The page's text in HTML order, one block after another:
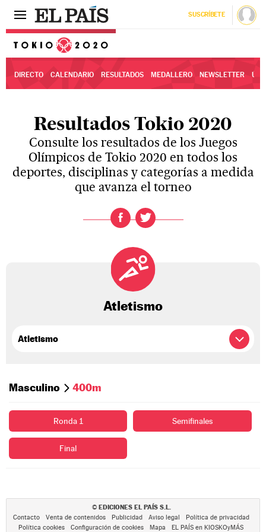
SUSCRÍBETE
DIRECTO CALENDARIO RESULTADOS MEDALLERO NEWSLETTER
Resultados Tokio 2020
Consulte los resultados de los Juegos
Olímpicos de Tokio 2020 en todos los
deportes, disciplinas y categorías a medida
que avanza el torneo
Atletismo
Masculino 400m
Ronda 1 Semifinales
Final
© EDICIONES EL PAÍS S.L.
Contacto Venta de contenidos Publicidad Aviso legal
Política de privacidad
Política cookies
Configuración de cookies Mapa EL PAÍS en KIOSKOyMÁS